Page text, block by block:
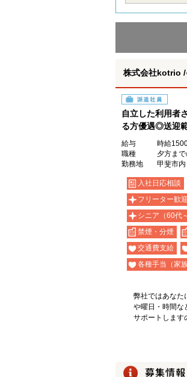
株式会社kotrio
派遣社員
自立した利用者
る方優遇◎送迎
給与
時給
職種
夕方ま
勤務地
甲斐市内
入社日応相談
フリーター歓迎
シニア（60代
禁煙・分煙
交通費支給
各種手当（家
弊社ではあなた
や曜日・時間な
サポートします